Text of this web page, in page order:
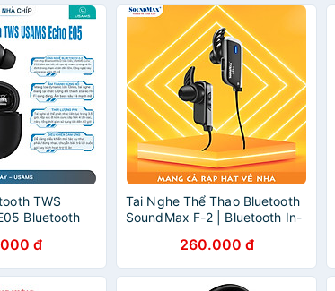
TWS
Bluetooth
đ
Tai Nghe Thể Thao Bluetooth
SoundMax F-2 | Bluetooth In-
SoundMax F2 | Nhét Tai Nghe
Nhạc Earphone - Hàng Chính
Hãng
260.000 đ